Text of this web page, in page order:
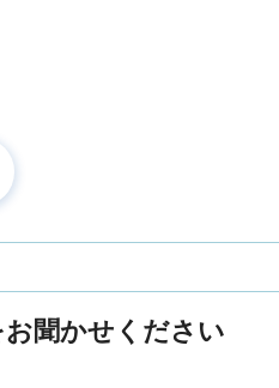
聞かせください